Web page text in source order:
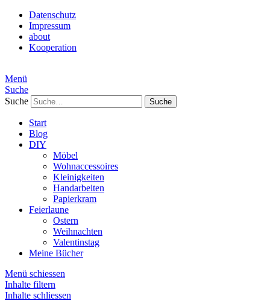
Datenschutz
Impressum
about
Kooperation
Menü
Suche
Suche
Start
Blog
DIY
Möbel
Wohnaccessoires
Kleinigkeiten
Handarbeiten
Papierkram
Feierlaune
Ostern
Weihnachten
Valentinstag
Meine Bücher
Menü schiessen
Inhalte filtern
Inhalte schliessen